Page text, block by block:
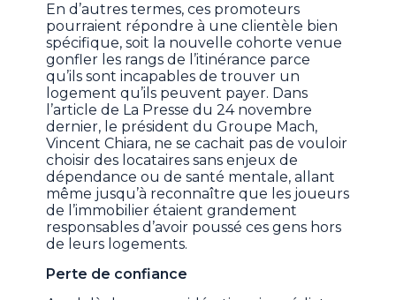
En d’autres termes, ces promoteurs
pourraient répondre à une clientèle bien
spécifique, soit la nouvelle cohorte venue
gonfler les rangs de l’itinérance parce
qu’ils sont incapables de trouver un
logement qu’ils peuvent payer. Dans
l’article de La Presse du 24 novembre
dernier, le président du Groupe Mach,
Vincent Chiara, ne se cachait pas de vouloir
choisir des locataires sans enjeux de
dépendance ou de santé mentale, allant
même jusqu’à reconnaître que les joueurs
de l’immobilier étaient grandement
responsables d’avoir poussé ces gens hors
de leurs logements.
Perte de confiance